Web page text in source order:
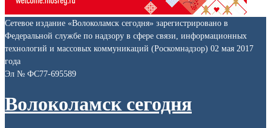
Сетевое издание «Волоколамск сегодня» зарегистрировано в
Федеральной службе по надзору в сфере связи, информационных
технологий и массовых коммуникаций (Роскомнадзор) 02 мая 2017
года
Эл № ФС77-695589
Волоколамск сегодня